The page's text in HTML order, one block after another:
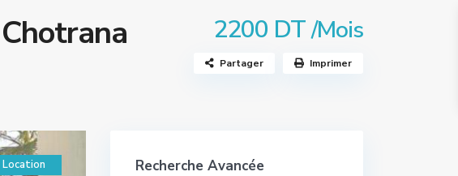
2200 DT/Mois
Partager Imprimer
Location Recherche Avancée